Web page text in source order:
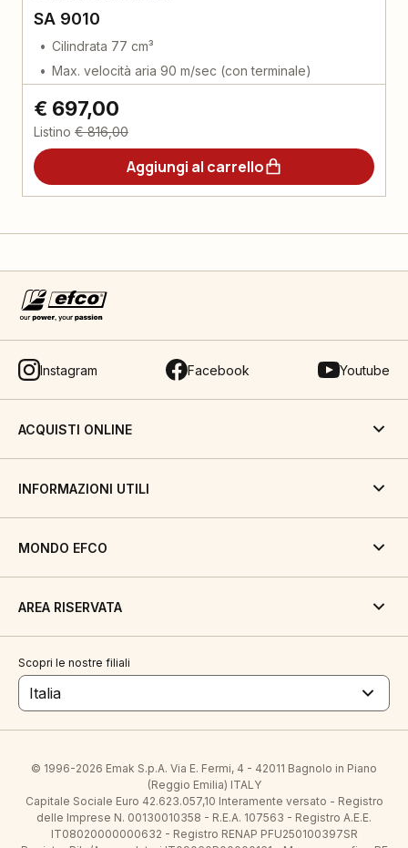
SA 9010
Cilindrata 77 cm³
Max. velocità aria 90 m/sec (con terminale)
€ 697,00
Listino € 816,00
Aggiungi al carrello
Instagram Facebook Youtube
ACQUISTI ONLINE
INFORMAZIONI UTILI
MONDO EFCO
AREA RISERVATA
Scopri le nostre filiali
Italia
© 1996-2026 Emak S.p.A. Via E. Fermi, 4 - 42011 Bagnolo in Piano
(Reggio Emilia) ITALY
Capitale Sociale Euro 42.623.057,10 Interamente versato - Registro
delle Imprese N. 00130010358 - R.E.A. 107563 - Registro A.E.E.
IT08020000000632 - Registro RENAP PFU250100397SR